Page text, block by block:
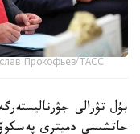
Прокофьев/ТАСС
بۇل تۋرالى
حاتشىسى دميتري